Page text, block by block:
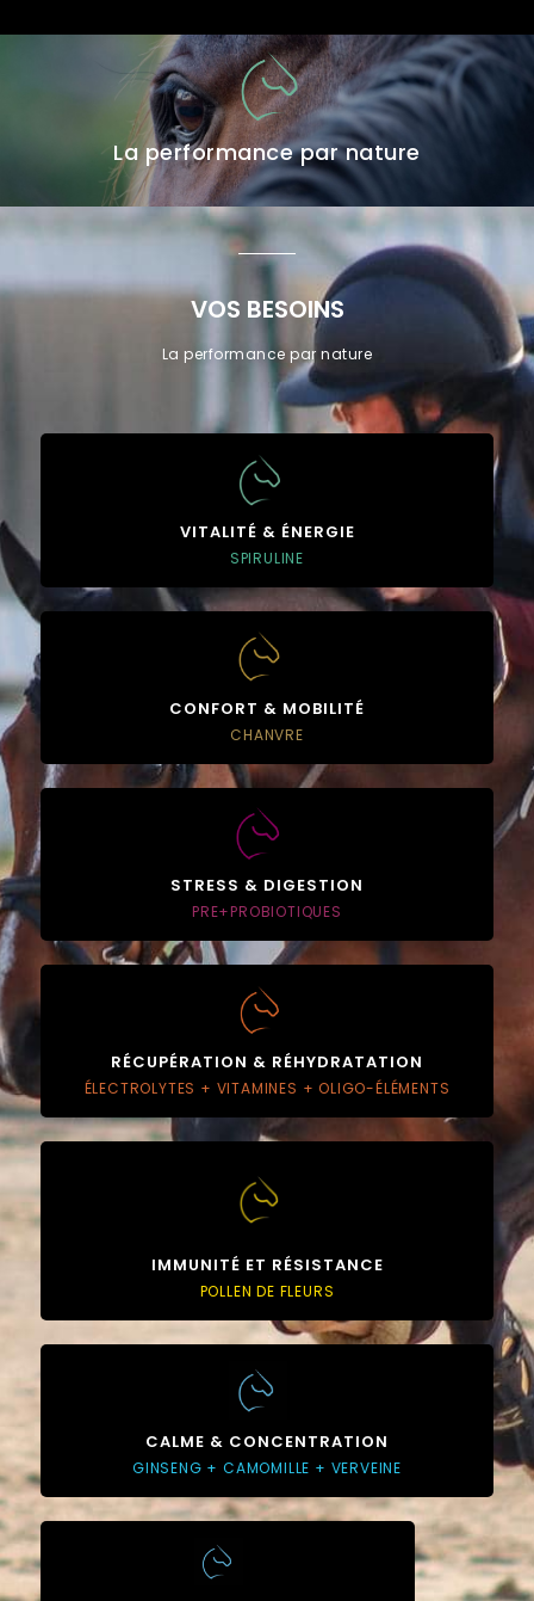
La performance par nature
VOS BESOINS
La performance par nature
VITALITÉ & ÉNERGIE
SPIRULINE
CONFORT & MOBILITÉ
CHANVRE
STRESS & DIGESTION
PRE+PROBIOTIQUES
RÉCUPÉRATION & RÉHYDRATATION
ÉLECTROLYTES + VITAMINES + OLIGO-ÉLÉMENTS
IMMUNITÉ ET RÉSISTANCE
POLLEN DE FLEURS
CALME & CONCENTRATION
GINSENG + CAMOMILLE + VERVEINE